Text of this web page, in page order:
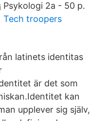
Psykologi 2a - 50 p.
Tech troopers
latinets identitas
är det som
kan
upplever sig själv,